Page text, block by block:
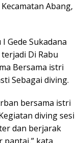
Abang,
Gede Sukadana
Di Rabu
Bersama istri
Sebagai diving.
bersama istri
diving sesi
dan berjarak